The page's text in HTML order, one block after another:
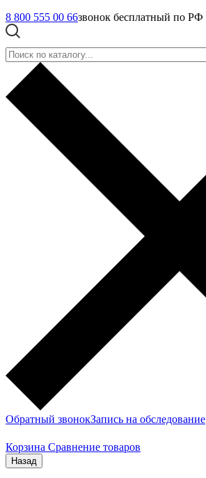
8 800 555 00 66звонок бесплатный по РФ
Обратный звонокЗапись на обследование
Корзина Сравнение товаров
Назад